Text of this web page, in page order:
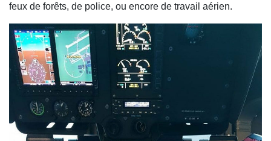
feux de forêts, de police, ou encore de travail aérien.